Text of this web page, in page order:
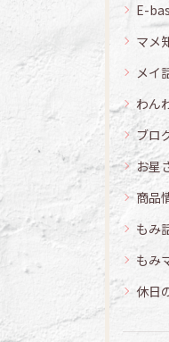
E-
マメ
メイ
わん
ブロ
お星
商品
もみ
もみ
休日